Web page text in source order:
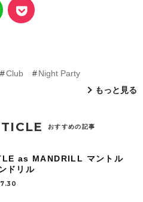
Club
Night Party
もっと見る
おすすめの記事
as MANDRILL マントル
ドリル